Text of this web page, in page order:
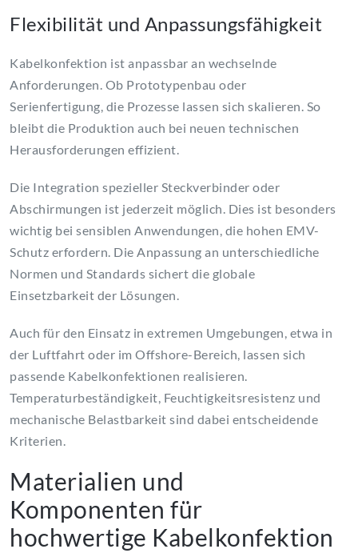
Flexibilität und Anpassungsfähigkeit
Kabelkonfektion ist anpassbar an wechselnde
Anforderungen. Ob Prototypenbau oder
Serienfertigung, die Prozesse lassen sich skalieren. So
bleibt die Produktion auch bei neuen technischen
Herausforderungen effizient.
Die Integration spezieller Steckverbinder oder
Abschirmungen ist jederzeit möglich. Dies ist besonders
wichtig bei sensiblen Anwendungen, die hohen EMV-
Schutz erfordern. Die Anpassung an unterschiedliche
Normen und Standards sichert die globale
Einsetzbarkeit der Lösungen.
Auch für den Einsatz in extremen Umgebungen, etwa in
der Luftfahrt oder im Offshore-Bereich, lassen sich
passende Kabelkonfektionen realisieren.
Temperaturbeständigkeit, Feuchtigkeitsresistenz und
mechanische Belastbarkeit sind dabei entscheidende
Kriterien.
Materialien und
Komponenten für
hochwertige Kabelkonfektion